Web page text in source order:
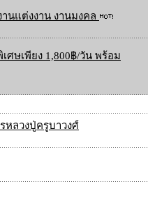
นแต่งงาน งานมงคล
ศษเพียง 1,800฿/วัน พร้อม
หลวงปู่ครูบาวงศ์